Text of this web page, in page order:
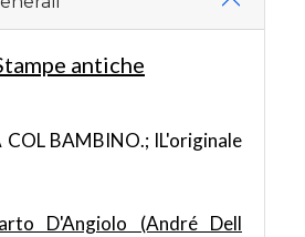
antiche
BAMBINO.; lL'originale
D'Angiolo (André Dell